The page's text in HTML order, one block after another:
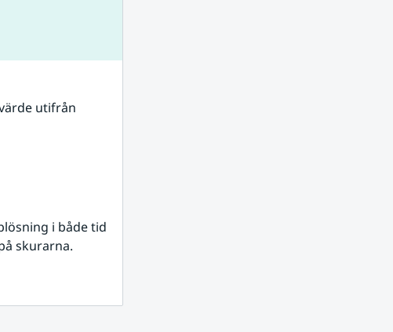
utifrån
i både tid
skurarna.